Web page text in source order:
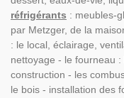
réfrigérants : meubles-
par Metzger, de la
: le local, éclairage,
nettoyage - le fourneau
construction - les
le bois - installation des